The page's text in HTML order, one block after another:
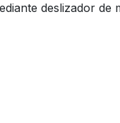
deslizador de